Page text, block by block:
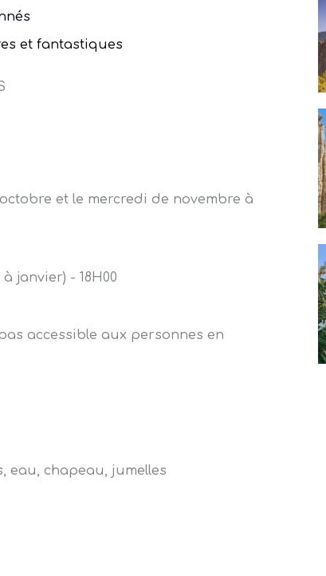
et fantastiques
et le mercredi de novembre à
janvier) - 18H00
accessible aux personnes en
eau, chapeau, jumelles